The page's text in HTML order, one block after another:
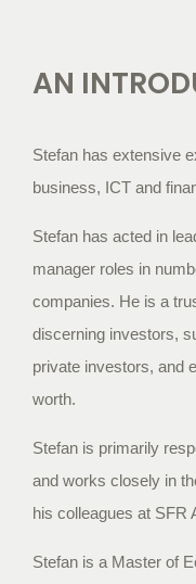
AN
Stefan has extensive
business, ICT and
Stefan has acted in
manager roles in
companies. He is a
discerning investors,
private investors, and
worth.
Stefan is primarily
and works closely in
his colleagues at SFR
Stefan is a Master of